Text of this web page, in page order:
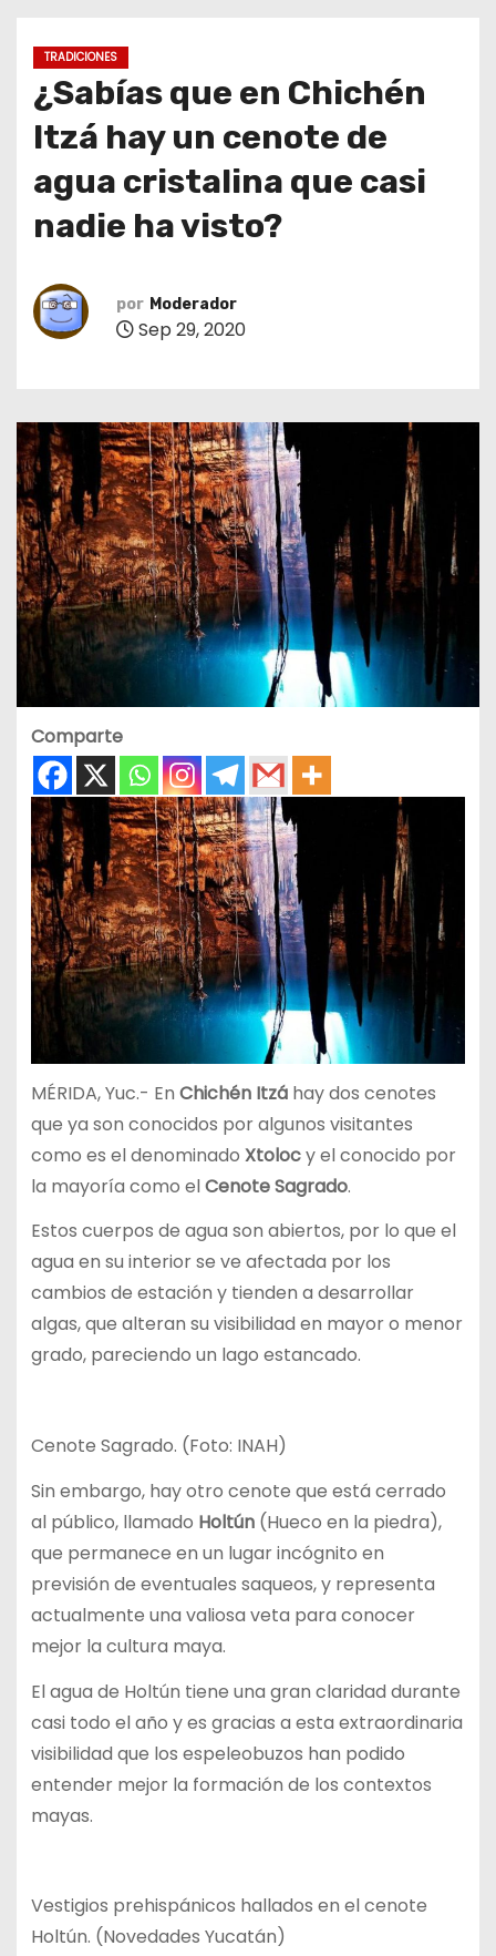
TRADICIONES
¿Sabías que en Chichén
Itzá hay un cenote de
agua cristalina que casi
nadie ha visto?
por Moderador
Sep 29, 2020
Comparte
MÉRIDA, Yuc.- En Chichén Itzáhay dos cenotes
que ya son conocidos por algunos visitantes
como es el denominado Xtolocy el conocido por
la mayoría como elCenote Sagrado.
Estos cuerpos de agua son abiertos, por lo que el
agua en su interior se ve afectada por los
cambios de estación y tienden a desarrollar
algas, que alteran su visibilidad en mayor o menor
grado, pareciendo un lago estancado.
Cenote Sagrado. (Foto: INAH)
Sin embargo, hay otro cenote que está cerrado
al público, llamado Holtún(Hueco en la piedra),
que permanece en un lugar incógnito en
previsión de eventuales saqueos, y representa
actualmente una valiosa veta para conocer
mejor la cultura maya.
El agua de Holtún tiene una gran claridad durante
casi todo el año y es gracias a esta extraordinaria
visibilidad que los espeleobuzos han podido
entender mejor la formación de los contextos
mayas.
Vestigios prehispánicos hallados en el cenote
Holtún. (Novedades Yucatán)